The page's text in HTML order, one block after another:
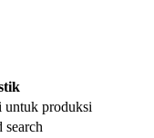
untuk produksi
search